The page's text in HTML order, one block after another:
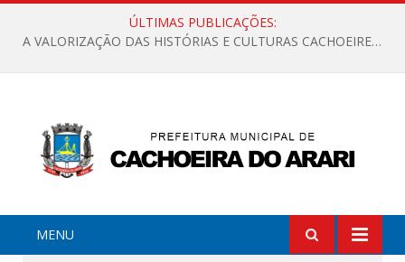
ÚLTIMAS PUBLICAÇÕES:
A VALORIZAÇÃO DAS HISTÓRIAS E CULTURAS CACHOEIRENSES
MENU